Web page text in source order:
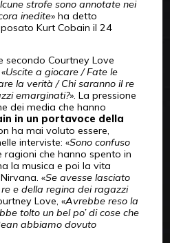
strofe sono annotate nei
inedite» ha detto
Kurt Cobain il 24
Courtney Love
Uscite a giocare / Fate le
la verità / Chi saranno il re
emarginati?». La pressione
dei media che hanno
in un portavoce della
ha mai voluto essere,
interviste: «Sono confuso
ragioni che hanno spento in
la musica e poi la vita
«Se avesse lasciato
e della regina dei ragazzi
Love, «Avrebbe reso la
tolto un bel po’ di cose che
abbiamo dovuto